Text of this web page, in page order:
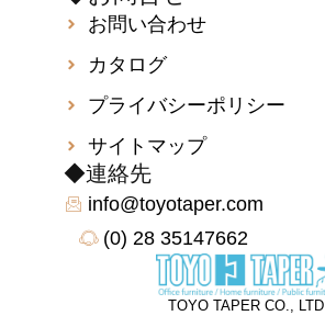
TOYO TAPER CO., LTD
お問い合わせ
カタログ
プライバシーポリシー
サイトマップ
◆連絡先
info@toyotaper.com
(0) 28 35147662